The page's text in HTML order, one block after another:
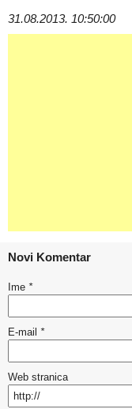
31.08.2013. 10:50:00
Novi Komentar
Ime *
E-mail *
Web stranica